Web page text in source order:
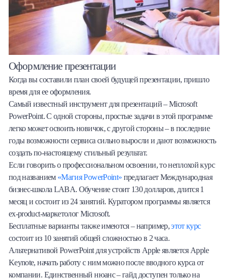
Оформление презентации
Когда вы составили план своей будущей презентации, пришло
время для ее оформления.
Самый известный инструмент для презентаций – Microsoft
PowerPoint. С одной стороны, простые задачи в этой программе
легко может освоить новичок, с другой стороны – в последние
годы возможности сервиса сильно выросли и дают возможность
создать по-настоящему стильный результат.
Если говорить о профессиональном освоении, то неплохой курс
под названием «Магия PowerPoint» предлагает Международная
бизнес-школа LABA. Обучение стоит 130 долларов, длится 1
месяц и состоит из 24 занятий. Куратором программы является
еx-product-маркетолог Microsoft.
Бесплатные варианты также имеются – например,этот курс
состоит из 10 занятий общей сложностью в 2 часа.
Альтернативой PowerPoint для устройств Apple является Apple
Keynote, начать работу с ним можно после вводного курса от
компании. Единственный нюанс – гайд доступен только на